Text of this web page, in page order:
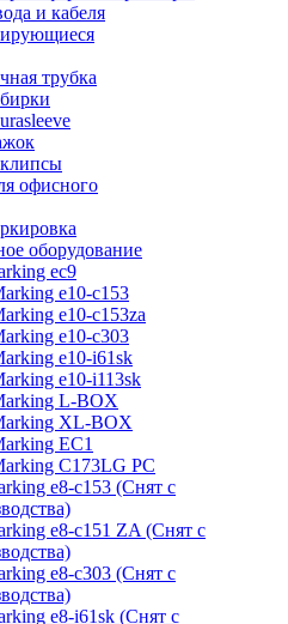
и кабеля
трубка
офисного
оборудование
ec9
e10-c153
e10-c153za
e10-c303
e10-i61sk
e10-i113sk
L-BOX
XL-BOX
EC1
C173LG PC
e8-c153 (Снят с
e8-c151 ZA (Снят с
e8-c303 (Снят с
e8-i61sk (Снят с